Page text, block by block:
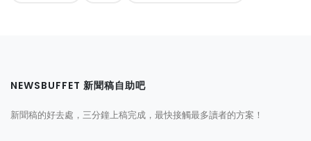
NEWSBUFFET 新聞稿自助吧
新聞稿的好去處，三分鐘上稿完成，最快接觸最多讀者的方案！